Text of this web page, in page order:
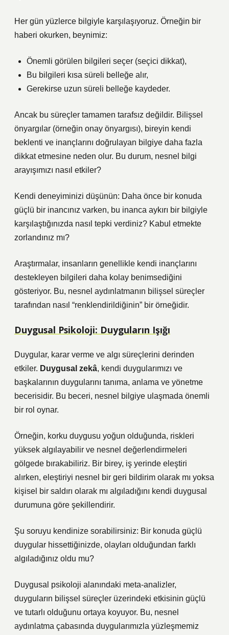
Her gün yüzlerce bilgiyle karşılaşıyoruz. Örneğin bir
haberi okurken, beynimiz:
Önemli görülen bilgileri seçer (seçici dikkat),
Bu bilgileri kısa süreli belleğe alır,
Gerekirse uzun süreli belleğe kaydeder.
Ancak bu süreçler tamamen tarafsız değildir. Bilişsel
önyargılar (örneğin onay önyargısı), bireyin kendi
beklenti ve inançlarını doğrulayan bilgiye daha fazla
dikkat etmesine neden olur. Bu durum, nesnel bilgi
arayışımızı nasıl etkiler?
Kendi deneyiminizi düşünün: Daha önce bir konuda
güçlü bir inancınız varken, bu inanca aykırı bir bilgiyle
karşılaştığınızda nasıl tepki verdiniz? Kabul etmekte
zorlandınız mı?
Araştırmalar, insanların genellikle kendi inançlarını
destekleyen bilgileri daha kolay benimsediğini
gösteriyor. Bu, nesnel aydınlatmanın bilişsel süreçler
tarafından nasıl “renklendirildiğinin” bir örneğidir.
Duygusal Psikoloji: Duyguların Işığı
Duygular, karar verme ve algı süreçlerini derinden
etkiler. Duygusal zekâ, kendi duygularımızı ve
başkalarının duygularını tanıma, anlama ve yönetme
becerisidir. Bu beceri, nesnel bilgiye ulaşmada önemli
bir rol oynar.
Örneğin, korku duygusu yoğun olduğunda, riskleri
yüksek algılayabilir ve nesnel değerlendirmeleri
gölgede bırakabiliriz. Bir birey, iş yerinde eleştiri
alırken, eleştiriyi nesnel bir geri bildirim olarak mı yoksa
kişisel bir saldırı olarak mı algıladığını kendi duygusal
durumuna göre şekillendirir.
Şu soruyu kendinize sorabilirsiniz: Bir konuda güçlü
duygular hissettiğinizde, olayları olduğundan farklı
algıladığınız oldu mu?
Duygusal psikoloji alanındaki meta-analizler,
duyguların bilişsel süreçler üzerindeki etkisinin güçlü
ve tutarlı olduğunu ortaya koyuyor. Bu, nesnel
aydınlatma çabasında duygularımızla yüzleşmemiz